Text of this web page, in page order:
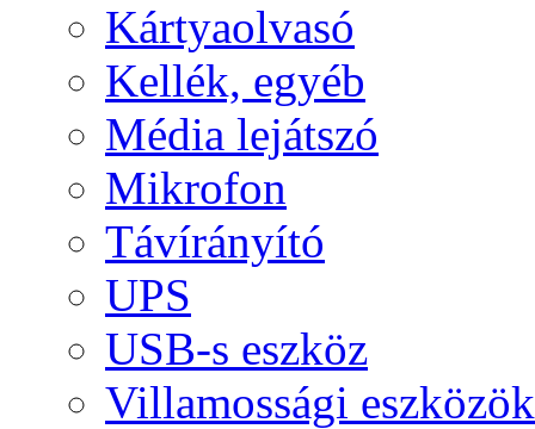
Kártyaolvasó
Kellék, egyéb
Média lejátszó
Mikrofon
Távírányító
UPS
USB-s eszköz
Villamossági eszközök